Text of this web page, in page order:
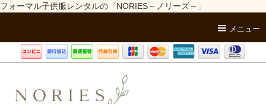
フォーマル子供服レンタルの「NORIES～ノリーズ～」
メニュー